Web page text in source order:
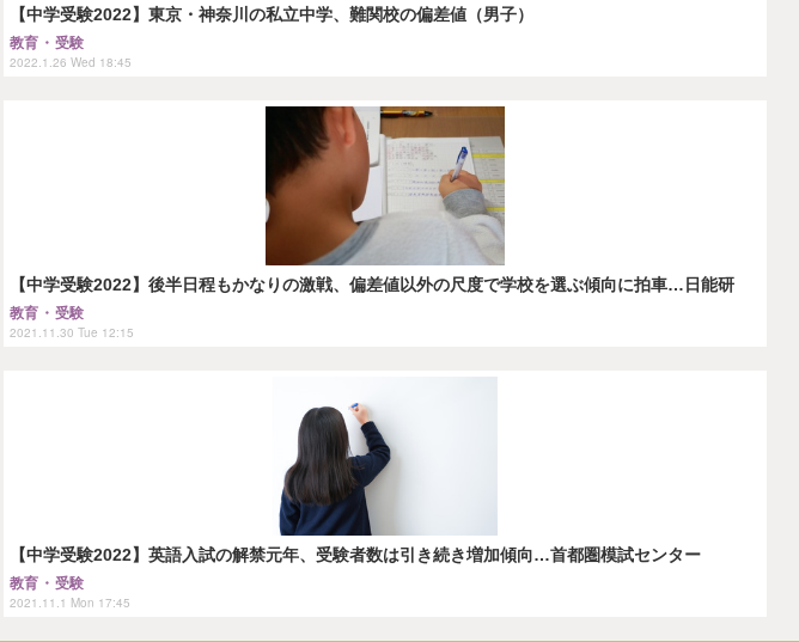
【中学受験2022】東京・神奈川の私立中学、難関校の偏差値（男子）
教育・受験
2022.1.26 Wed 18:45
【中学受験2022】後半日程もかなりの激戦、偏差値以外の尺度で学校を選ぶ傾向に拍車…日能研
教育・受験
2021.11.30 Tue 12:15
【中学受験2022】英語入試の解禁元年、受験者数は引き続き増加傾向…首都圏模試センター
教育・受験
2021.11.1 Mon 17:45